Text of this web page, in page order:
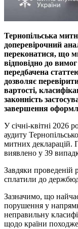
Тернопільська
доперевірочний
переконатися, що
відповідно до
передбачена
дозволяє
вартості,
законність
завершення
У січні-квітні 2026
аудиту
митних декларацій.
виявлено у 39
Завдяки проведеній
сплатили до
Зазначимо, що
порушення у
неправильну
щодо країни